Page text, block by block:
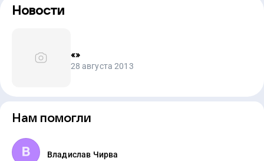
Новости
«»
28 августа 2013
Нам помогли
Владислав Чирва